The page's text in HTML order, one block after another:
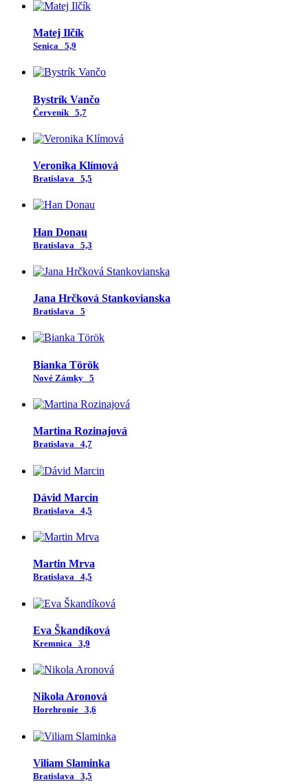
Matej Ilčík
Senica 5,9
Bystrík Vančo
Červeník 5,7
Veronika Klímová
Bratislava 5,5
Han Donau
Bratislava 5,3
Jana Hrčková Stankovianska
Bratislava 5
Bianka Török
Nové Zámky 5
Martina Rozinajová
Bratislava 4,7
Dávid Marcin
Bratislava 4,5
Martin Mrva
Bratislava 4,5
Eva Škandíková
Kremnica 3,9
Nikola Aronová
Horehronie 3,6
Viliam Slaminka
Bratislava 3,5